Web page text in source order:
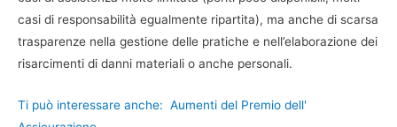
casi di responsabilità egualmente ripartita), ma anche di scarsa
trasparenze nella gestione delle pratiche e nell’elaborazione dei
risarcimenti di danni materiali o anche personali.
Ti può interessare anche: Aumenti del Premio dell'